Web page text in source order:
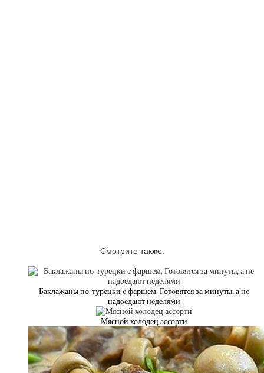
Смотрите также:
Баклажаны по-турецки с фаршем. Готовятся за минуты, а не
надоедают неделями
Мясной холодец ассорти